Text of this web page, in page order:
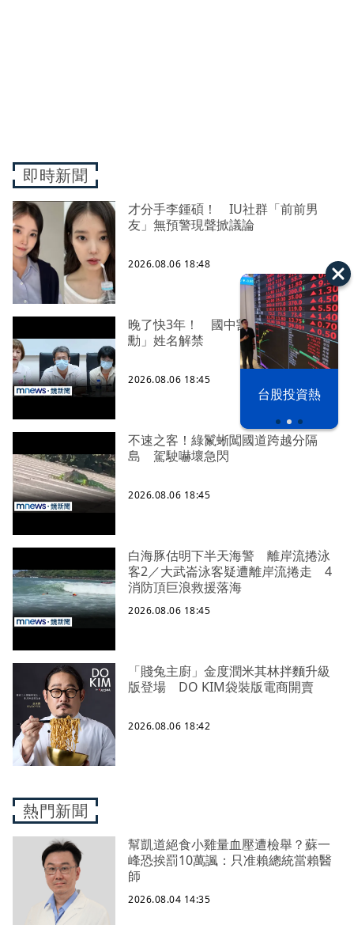
以色列 穹頂
之下
野球魂 鏡訪
台將
即時新聞
才分手李鍾碩！ IU社群「前前男
友」無預警現聲掀議論
2026.08.06 18:48
晚了快3年！ 國中割頸案死者「楊承
勳」姓名解禁
2026.08.06 18:45
不速之客！綠鬣蜥闖國道跨越分隔
島 駕駛嚇壞急閃
2026.08.06 18:45
白海豚估明下半天海警 離岸流捲泳
客2／大武崙泳客疑遭離岸流捲走 4
消防頂巨浪救援落海
2026.08.06 18:45
「賤兔主廚」金度潤米其林拌麵升級
版登場 DO KIM袋裝版電商開賣
2026.08.06 18:42
熱門新聞
幫凱道絕食小雞量血壓遭檢舉？蘇一
峰恐挨罰10萬諷：只准賴總統當賴醫
師
2026.08.04 14:35